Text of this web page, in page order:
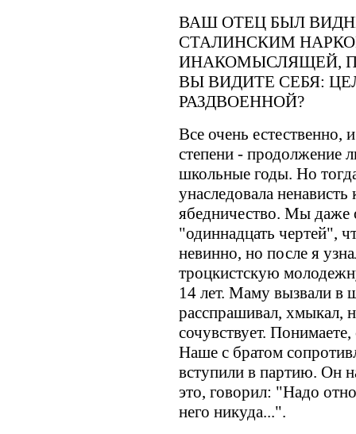
ВАШ ОТЕЦ БЫЛ
СТАЛИНСКИМ
ИНАКОМЫСЛЯЩЕЙ,
ВЫ ВИДИТЕ СЕБЯ:
РАЗДВОЕННОЙ?
Все очень естественно,
степени - продолжение
школьные годы. Но
унаследовала
ябедничество. Мы даже
"одиннадцать чертей",
невинно, но после я
троцкистскую
14 лет. Маму вызвали в
расспрашивал, хмыкал,
сочувствует.
Наше с братом
вступили в партию. Он
это, говорил: "Надо
него никуда...".